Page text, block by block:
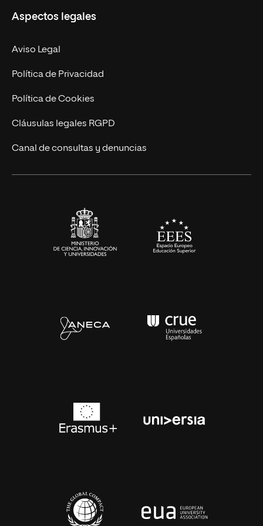
Empresa
MBA
Marketing y Comunicación
Ingeniería
Diseño
Ciencias de la Salud
Nuestro Equipo
Contacto
Aspectos legales
Aviso Legal
Política de Privacidad
Política de Cookies
Cláusulas legales RGPD
Canal de consultas y denuncias